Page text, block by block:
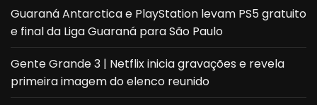
Guaraná Antarctica e PlayStation levam PS5 gratuito
e final da Liga Guaraná para São Paulo
Gente Grande 3 | Netflix inicia gravações e revela
primeira imagem do elenco reunido